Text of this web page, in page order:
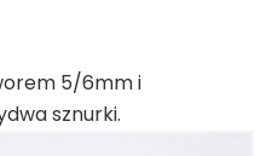
5/6mm i
sznurki.